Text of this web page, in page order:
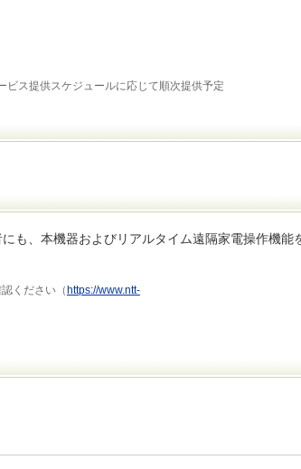
ビス提供スケジュールに応じて順次提供予定
も、本機器およびリアルタイム遠隔家電操作機能
ください（ https://www.ntt-